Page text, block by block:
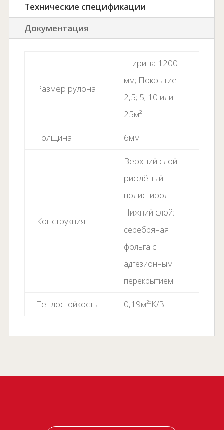
Технические спецификации
Документация
Размер рулона
Ширина 1200
мм; Покрытие
2,5; 5; 10 или
25м²
Толщина 6мм
Конструкция
Верхний слой:
рифлёный
полистирол
Нижний слой:
серебряная
фольга с
адгезионным
перекрытием
Теплостойкость 0,19м²ºK/Вт